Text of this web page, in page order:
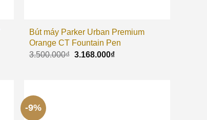
Bút máy Parker Urban Premium
Orange CT Fountain Pen
3.500.000₫ 3.168.000₫
-9%